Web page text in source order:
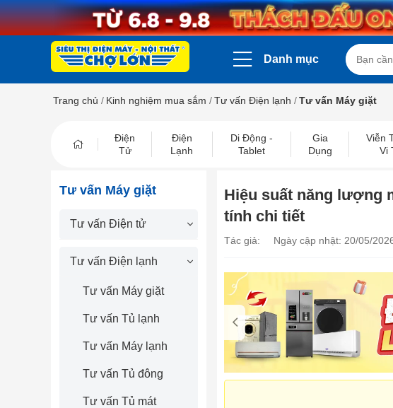
Danh mục
Trang chủ / Kinh nghiệm mua sắm /Tư vấn Điện lạnh /Tư vấn Máy giặt
Điện
Tử
Điện
Lạnh
Di Động -
Tablet
Gia
Dụng
Viễn
Vi
Tư vấn Máy giặt
Tư vấn Điện tử
Tư vấn Điện lạnh
Tư vấn Máy giặt
Tư vấn Tủ lạnh
Tư vấn Máy lạnh
Tư vấn Tủ đông
Tư vấn Tủ mát
Hiệu suất năng lượng
tính chi tiết
Tác giả: Ngày cập nhật: 20/05/